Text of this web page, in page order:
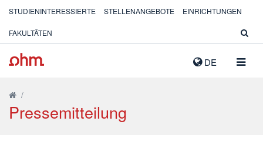
DE
STUDIENINTERESSIERTE STELLENANGEBOTE EINRICHTUNGEN
FAKULTÄTEN
/
Pressemitteilung